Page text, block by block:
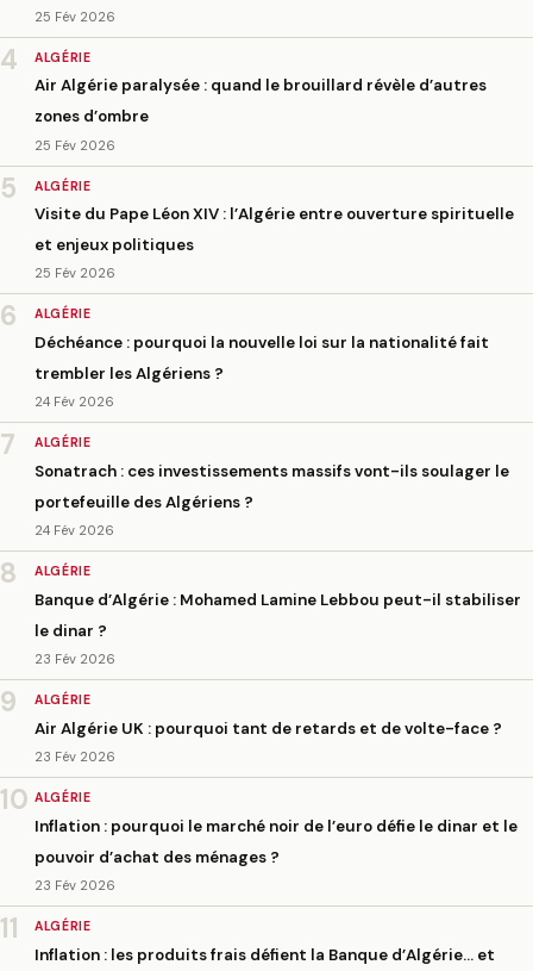
25 Fév 2026
4 ALGÉRIE
Air Algérie paralysée : quand le brouillard révèle d’autres
zones d’ombre
25 Fév 2026
5 ALGÉRIE
Visite du Pape Léon XIV : l’Algérie entre ouverture spirituelle
et enjeux politiques
25 Fév 2026
6 ALGÉRIE
Déchéance : pourquoi la nouvelle loi sur la nationalité fait
trembler les Algériens ?
24 Fév 2026
7 ALGÉRIE
Sonatrach : ces investissements massifs vont-ils soulager le
portefeuille des Algériens ?
24 Fév 2026
8 ALGÉRIE
Banque d’Algérie : Mohamed Lamine Lebbou peut-il stabiliser
le dinar ?
23 Fév 2026
9 ALGÉRIE
Air Algérie UK : pourquoi tant de retards et de volte-face ?
23 Fév 2026
10 ALGÉRIE
Inflation : pourquoi le marché noir de l’euro défie le dinar et le
pouvoir d’achat des ménages ?
23 Fév 2026
11 ALGÉRIE
Inflation : les produits frais défient la Banque d’Algérie… et